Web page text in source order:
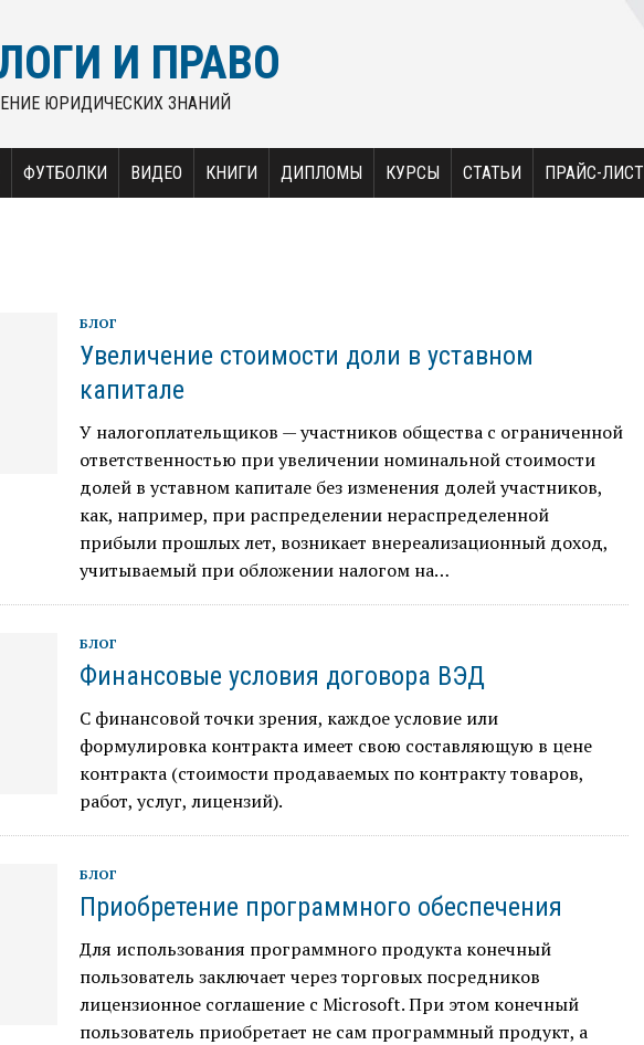
И ПРАВО
ЮРИДИЧЕСКИХ ЗНАНИЙ
ФУТБОЛКИ ВИДЕО КНИГИ ДИПЛОМЫ КУРСЫ СТАТЬИ ПРАЙС-ЛИСТ
БЛОГ
Увеличение стоимости доли в уставном
капитале
У налогоплательщиков — участников общества с ограниченной
ответственностью при увеличении номинальной стоимости
долей в уставном капитале без изменения долей участников,
как, например, при распределении нераспределенной
прибыли прошлых лет, возникает внереализационный доход,
учитываемый при обложении налогом на…
БЛОГ
Финансовые условия договора ВЭД
С финансовой точки зрения, каждое условие или
формулировка контракта имеет свою составляющую в цене
контракта (стоимости продаваемых по контракту товаров,
работ, услуг, лицензий).
БЛОГ
Приобретение программного обеспечения
Для использования программного продукта конечный
пользователь заключает через торговых посредников
лицензионное соглашение с Microsoft. При этом конечный
пользователь приобретает не сам программный продукт, а